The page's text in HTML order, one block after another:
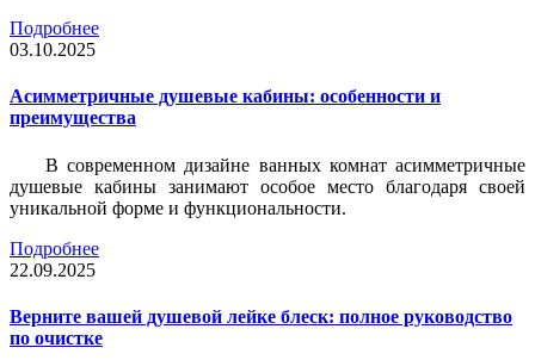
Подробнее
03.10.2025
Асимметричные душевые кабины: особенности и
преимущества
В современном дизайне ванных комнат асимметричные
душевые кабины занимают особое место благодаря своей
уникальной форме и функциональности.
Подробнее
22.09.2025
Верните вашей душевой лейке блеск: полное руководство
по очистке